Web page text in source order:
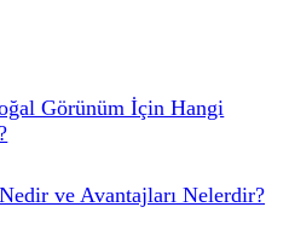
Görünüm İçin Hangi
ve Avantajları Nelerdir?